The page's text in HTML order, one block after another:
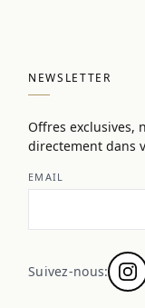
NEWSLETTER
Offres exclusives,
directement dans
EMAIL
Suivez-nous: